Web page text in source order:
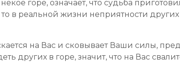
горе, означает, что судьба
в реальной жизни неприятности
на Вас и сковывает Ваши силы,
других в горе, значит, что на Вас